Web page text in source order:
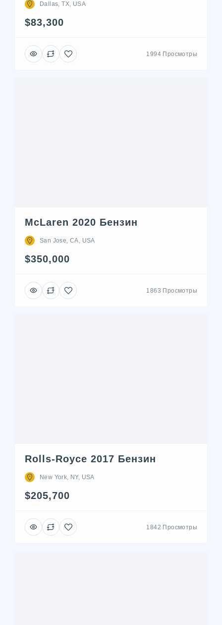
Dallas, TX, USA
$83,300
1994 Просмотры
McLaren 2020 Бензин
San Jose, CA, USA
$350,000
1863 Просмотры
Rolls-Royce 2017 Бензин
New York, NY, USA
$205,700
1842 Просмотры